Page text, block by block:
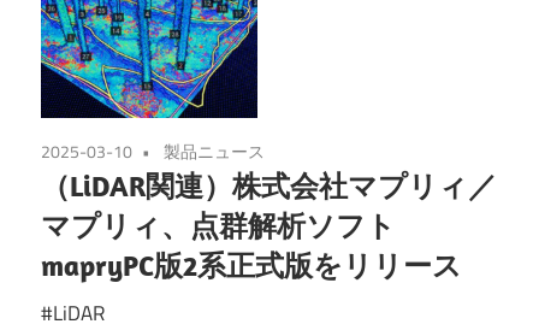
2025-03-10 製品ニュース
（LiDAR関連）株式会社マプリィ／
マプリィ、点群解析ソフト
mapryPC版2系正式版をリリース
#LiDAR